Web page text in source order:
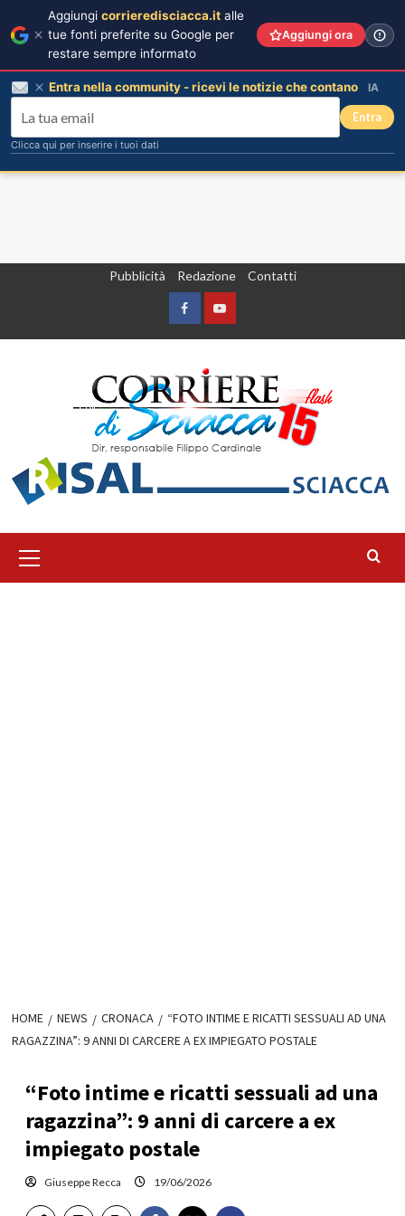
Pubblicità Redazione Contatti
FacebookYountube
principale
HOME NEWS CRONACA
“FOTO INTIME E RICATTI SESSUALI AD UNA
RAGAZZINA”: 9 ANNI DI CARCERE A EX IMPIEGATO POSTALE
“Foto intime e ricatti sessuali ad una
ragazzina”: 9 anni di carcere a ex
impiegato postale
Giuseppe Recca 19/06/2026
Aggiungi corrieredisciacca.it alle
tue fonti preferite su Google per
restare sempre informato
Aggiungi ora
Entra nella community - ricevi le notizie che contano IA
Entra
Clicca qui per inserire i tuoi dati